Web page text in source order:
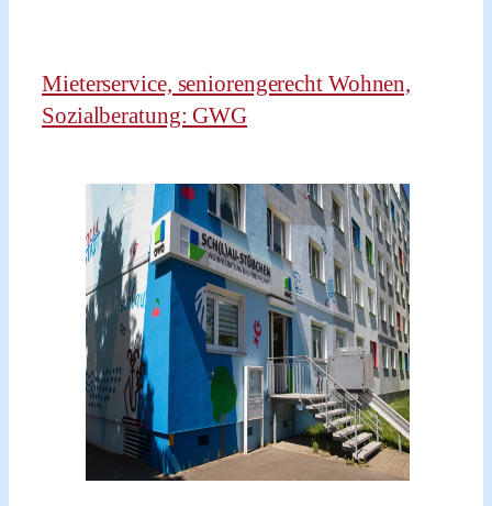
Mieterservice, seniorengerecht Wohnen,
Sozialberatung: GWG